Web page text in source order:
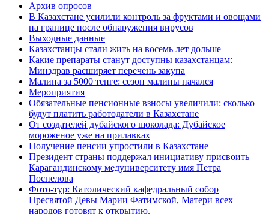
Архив опросов
В Казахстане усилили контроль за фруктами и овощами
на границе после обнаружения вирусов
Выходные данные
Казахстанцы стали жить на восемь лет дольше
Какие препараты станут доступны казахстанцам:
Минздрав расширяет перечень закупа
Малина за 5000 тенге: сезон малины начался
Мероприятия
Обязательные пенсионные взносы увеличили: сколько
будут платить работодатели в Казахстане
От создателей дубайского шоколада: Дубайское
мороженое уже на прилавках
Получение пенсии упростили в Казахстане
Президент страны поддержал инициативу присвоить
Карагандинскому медуниверситету имя Петра
Поспелова
Фото-тур: Католический кафедральный собор
Пресвятой Девы Марии Фатимской, Матери всех
народов готовят к открытию.